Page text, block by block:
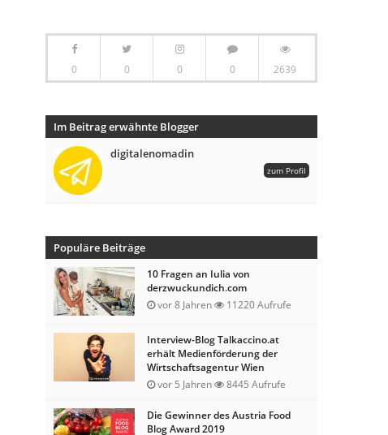
0 0 0 0 2639
Im Beitrag erwähnte Blogger
digitalenomadin
zum Profil
Populäre Beiträge
10 Fragen an Iulia von
derzwuckundich.com
vor 8 Jahren
11220 Aufrufe
Interview-Blog Talkaccino.at
erhält Medienförderung der
Wirtschaftsagentur Wien
vor 5 Jahren
8445 Aufrufe
Die Gewinner des Austria Food
Blog Award 2019